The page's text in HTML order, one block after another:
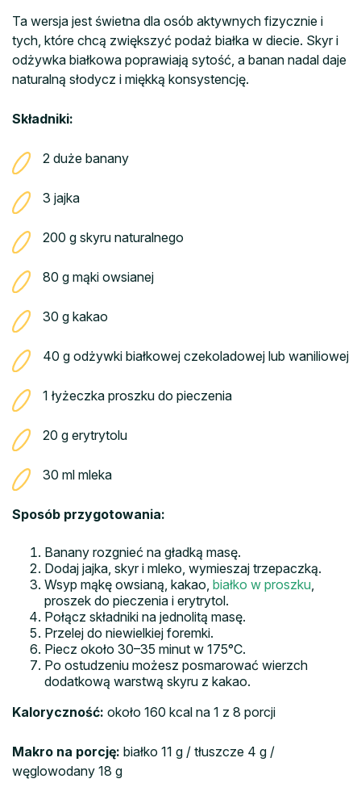
Ta wersja jest świetna dla osób aktywnych fizycznie i
tych, które chcą zwiększyć podaż białka w diecie. Skyr i
odżywka białkowa poprawiają sytość, a banan nadal daje
naturalną słodycz i miękką konsystencję.
Składniki:
2 duże banany
3 jajka
200 g skyru naturalnego
80 g mąki owsianej
30 g kakao
40 g odżywki białkowej czekoladowej lub waniliowej
1 łyżeczka proszku do pieczenia
20 g erytrytolu
30 ml mleka
Sposób przygotowania:
Banany rozgnieć na gładką masę.
Dodaj jajka, skyr i mleko, wymieszaj trzepaczką.
Wsyp mąkę owsianą, kakao, białko w proszku,
proszek do pieczenia i erytrytol.
Połącz składniki na jednolitą masę.
Przelej do niewielkiej foremki.
Piecz około 30–35 minut w 175°C.
Po ostudzeniu możesz posmarować wierzch
dodatkową warstwą skyru z kakao.
Kaloryczność: około 160 kcal na 1 z 8 porcji
Makro na porcję: białko 11 g / tłuszcze 4 g /
węglowodany 18 g